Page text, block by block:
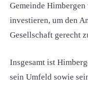
Gemeinde
investieren, um den
Gesellschaft gerecht
Insgesamt ist
sein Umfeld sowie